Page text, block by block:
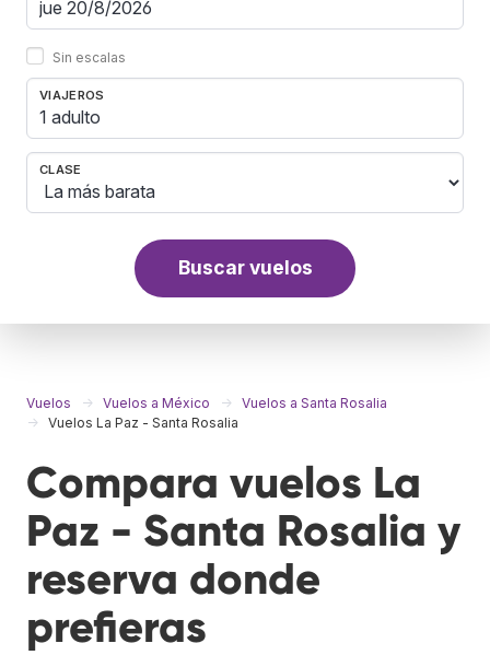
Sin escalas
VIAJEROS
1 adulto
CLASE
Buscar vuelos
Vuelos Vuelos a México
Vuelos a Santa Rosalia
Vuelos La Paz - Santa Rosalia
Compara vuelos La
Paz - Santa Rosalia y
reserva donde
prefieras